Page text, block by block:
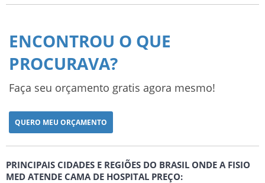
ENCONTROU O QUE
PROCURAVA?
Faça seu orçamento gratis agora mesmo!
QUERO MEU ORÇAMENTO
PRINCIPAIS CIDADES E REGIÕES DO BRASIL ONDE A FISIO
MED ATENDE CAMA DE HOSPITAL PREÇO: